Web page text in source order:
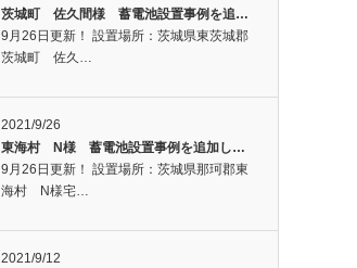
茨城町 佐久間様 蓄電池設置事例を追…
9月26日更新！ 設置場所：茨城県東茨城郡
茨城町 佐久…
2021/9/26
東海村 N様 蓄電池設置事例を追加し…
9月26日更新！ 設置場所：茨城県那珂郡東
海村 N様宅…
2021/9/12